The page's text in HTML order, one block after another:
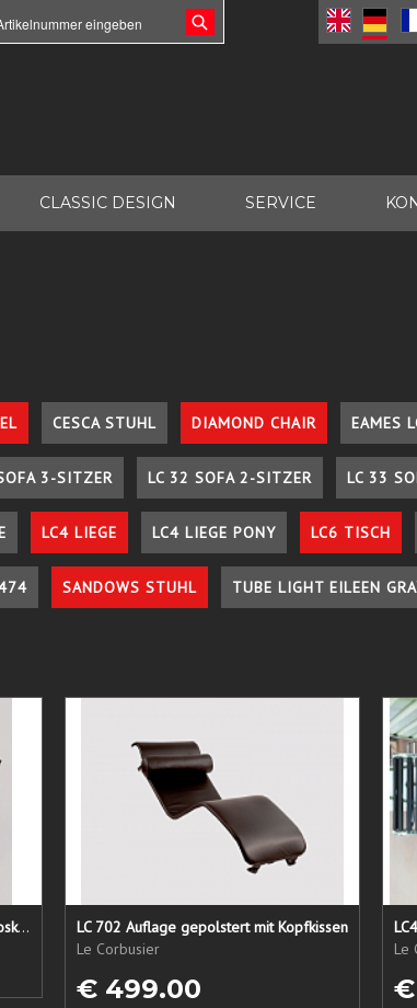
CLASSIC DESIGN SERVICE
CESCA STUHL DIAMOND CHAIR EAMES
3-SITZER LC 32 SOFA 2-SITZER LC 33
LC4 LIEGE LC4 LIEGE PONY LC6 TISCH
SANDOWS STUHL TUBE LIGHT EILEEN
Lederpflege-Set ein Gruß aus der Toskana...
LC 702 Auflage gepolstert mit Kopfkissen
Le Corbusier
€ 499.00
Le
€